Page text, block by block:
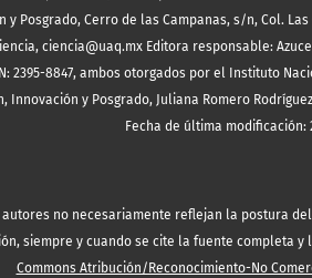
y Posgrado, Cerro de las Campanas, s/n, Col. Las
ciencia@uaq.mx Editora responsable:
2395-8847, ambos otorgados por el Instituto
y Posgrado, Juliana Romero
Fecha de última modificación:
no necesariamente reflejan la postura
siempre y cuando se cite la fuente completa
Commons Atribución/Reconocimiento-No